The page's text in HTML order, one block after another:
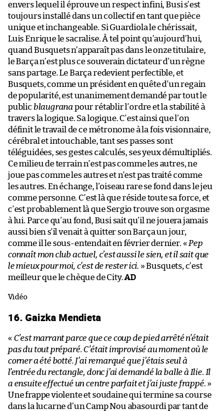
envers lequel il éprouve un respect infini, Busi s’est
toujours installé dans un collectif en tant que pièce
unique et inchangeable. Si Guardiola le chérissait,
Luis Enrique le sacralise. À tel point qu’aujourd’hui,
quand Busquets n’apparaît pas dans le onze titulaire,
le Barça n’est plus ce souverain dictateur d’un règne
sans partage. Le Barça redevient perfectible, et
Busquets, comme un président en quête d’un regain
de popularité, est unanimement demandé par tout le
public blaugrana pour rétablir l’ordre et la stabilité à
travers la logique. Sa logique. C’est ainsi que l’on
définit le travail de ce métronome à la fois visionnaire,
cérébral et intouchable, tant ses passes sont
téléguidées, ses gestes calculés, ses yeux démultipliés.
Ce milieu de terrain n’est pas comme les autres, ne
joue pas comme les autres et n’est pas traité comme
les autres. En échange, l’oiseau rare se fond dans le jeu
comme personne. C’est là que réside toute sa force, et
c’est probablement là que Sergio trouve son orgasme
à lui. Parce qu’au fond, Busi sait qu’il ne jouera jamais
aussi bien s’il venait à quitter son Barça un jour,
comme il le sous-entendait en février dernier. « Pep
connaît mon club actuel, c’est aussi le sien, et il sait que
le mieux pour moi, c’est de rester ici. » Busquets, c’est
meilleur que le chèque de City.AD
Vidéo
16. Gaizka Mendieta
« C’est marrant parce que ce coup de pied arrêté n’était
pas du tout préparé. C’était improvisé au moment où le
corner a été botté. J’ai remarqué que j’étais seul à
l’entrée du rectangle, donc j’ai demandé la balle à Ilie. Il
a ensuite effectué un centre parfait et j’ai juste frappé. »
Une frappe violente et soudaine qui termine sa course
dans la lucarne d’un Camp Nou abasourdi par tant de